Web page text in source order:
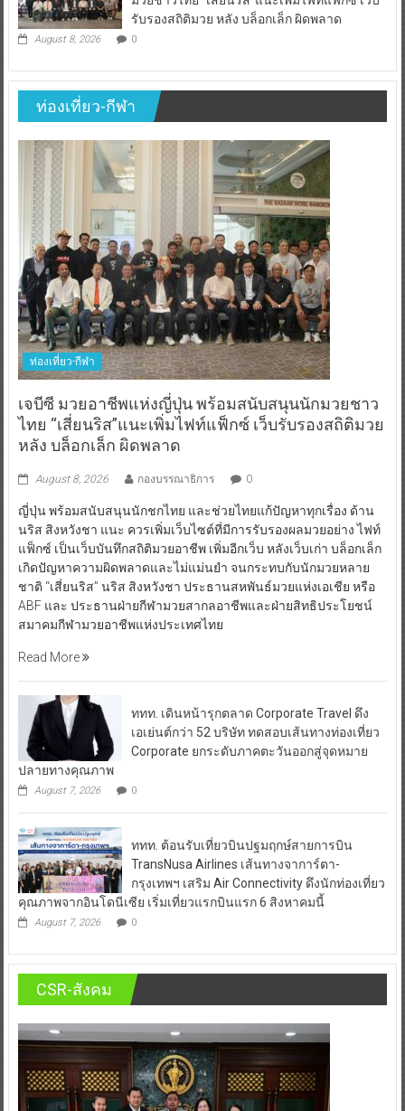
รับรองสถิติมวย หลัง บล็อกเล็ก ผิดพลาด
August 8, 2026 0
ท่องเที่ยว-กีฬา
ท่องเที่ยว-กีฬา
เจบีซี มวยอาชีพแห่งญี่ปุ่น พร้อมสนับสนุนนักมวยชาว
ไทย “เสี่ยนริส”แนะเพิ่มไฟท์แฟ็กซ์ เว็บรับรองสถิติมวย
หลัง บล็อกเล็ก ผิดพลาด
August 8, 2026 กองบรรณาธิการ 0
ญี่ปุ่น พร้อมสนับสนุนนักชกไทย และช่วยไทยแก้ปัญหาทุกเรื่อง ด้าน
นริส สิงหวังชา แนะ ควรเพิ่มเว็บไซต์ที่มีการรับรองผลมวยอย่าง ไฟท์
แฟ็กซ์ เป็นเว็บบันทึกสถิติมวยอาชีพ เพิ่มอีกเว็บ หลังเว็บเก่า บล็อกเล็ก
เกิดปัญหาความผิดพลาดและไม่แม่นยำ จนกระทบกับนักมวยหลาย
ชาติ “เสี่ยนริส” นริส สิงหวังชา ประธานสหพันธ์มวยแห่งเอเชีย หรือ
ABF และ ประธานฝ่ายกีฬามวยสากลอาชีพและฝ่ายสิทธิประโยชน์
สมาคมกีฬามวยอาชีพแห่งประเทศไทย
Read More
ททท. เดินหน้ารุกตลาด Corporate Travel ดึง
เอเย่นต์กว่า 52 บริษัท ทดสอบเส้นทางท่องเที่ยว
Corporate ยกระดับภาคตะวันออกสู่จุดหมาย
ปลายทางคุณภาพ
August 7, 2026 0
ททท. ต้อนรับเที่ยวบินปฐมฤกษ์สายการบิน
TransNusa Airlines เส้นทางจาการ์ตา-
กรุงเทพฯ เสริม Air Connectivity ดึงนักท่องเที่ยว
คุณภาพจากอินโดนีเซีย เริ่มเที่ยวแรกบินแรก 6 สิงหาคมนี้
August 7, 2026 0
CSR-สังคม